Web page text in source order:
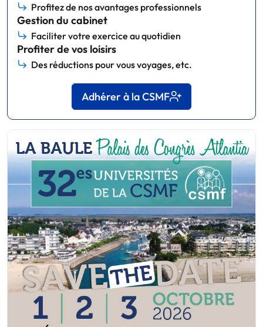
Profitez de nos avantages professionnels
Gestion du cabinet
Faciliter votre exercice au quotidien
Profiter de vos loisirs
Des réductions pour vous voyages, etc.
Adhérer à la CSMF